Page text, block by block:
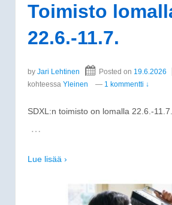
Toimisto
22.6.-11.7.
by Jari Lehtinen Posted on 19.6.2026
kohteessa Yleinen — 1 kommentti ↓
SDXL:n toimisto on lomalla 22.6.-
…
Lue lisää ›